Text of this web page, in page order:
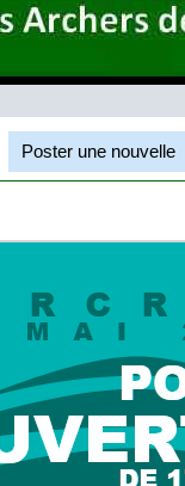
Poster une nouvelle